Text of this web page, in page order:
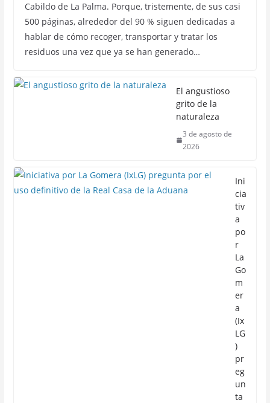
Cabildo de La Palma. Porque, tristemente, de sus casi
500 páginas, alrededor del 90 % siguen dedicadas a
hablar de cómo recoger, transportar y tratar los
residuos una vez que ya se han generado…
El angustioso
grito de la
naturaleza
3 de agosto de
2026
Ini
cia
tiv
a
po
r
La
Go
m
er
a
(Ix
LG
)
pr
eg
un
ta